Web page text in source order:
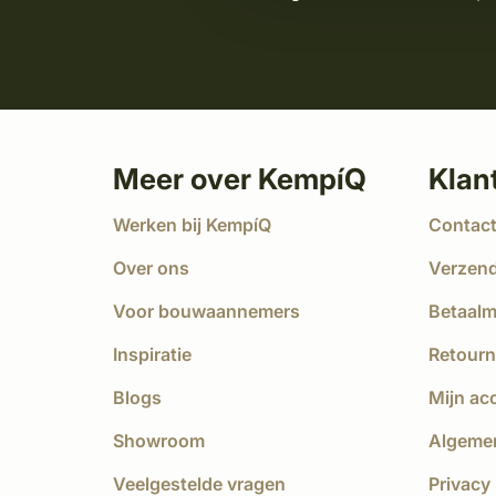
Meer over KempíQ
Werken bij KempíQ
Over ons
Voor bouwaannemers
Inspiratie
Blogs
Showroom
Veelgestelde vragen
Contact
Mijn
Privacy